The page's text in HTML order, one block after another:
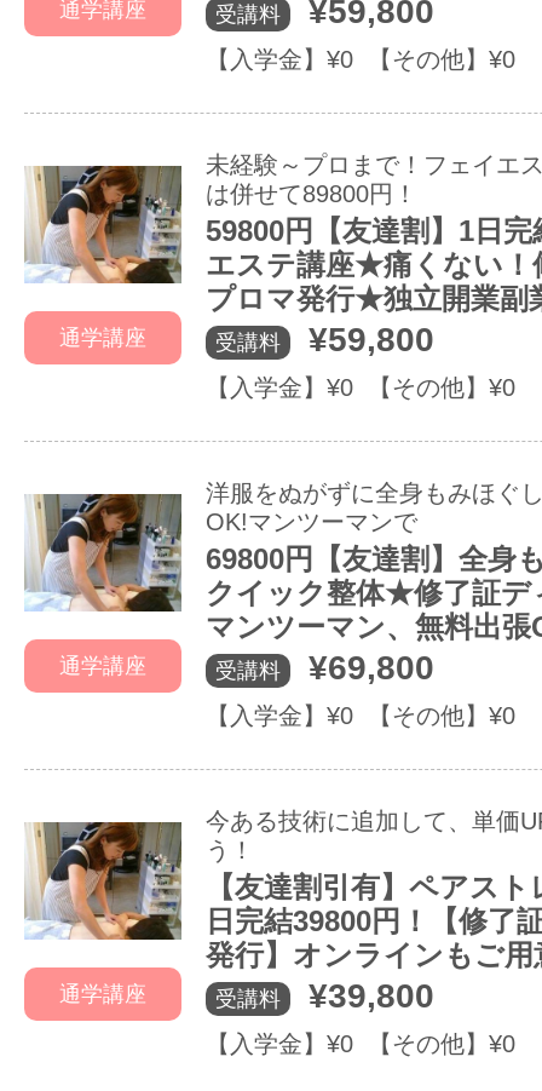
通学講座 受講料 ¥59,800
【入学金】¥0 【その他】¥0
通学講座
未経験～プロまで！フェイエ
は併せて89800円！
59800円【友達割】1日
エステ講座★痛くない！
プロマ発行★独立開業副
受講料 ¥59,800
【入学金】¥0 【その他】¥0
通学講座
洋服をぬがずに全身もみほぐ
OK!マンツーマンで
69800円【友達割】全身
クイック整体★修了証
マンツーマン、無料出張
受講料 ¥69,800
【入学金】¥0 【その他】¥0
通学講座
今ある技術に追加して、単価
う！
【友達割引有】ペアス
日完結39800円！【修了
発行】オンラインもご用
受講料 ¥39,800
【入学金】¥0 【その他】¥0